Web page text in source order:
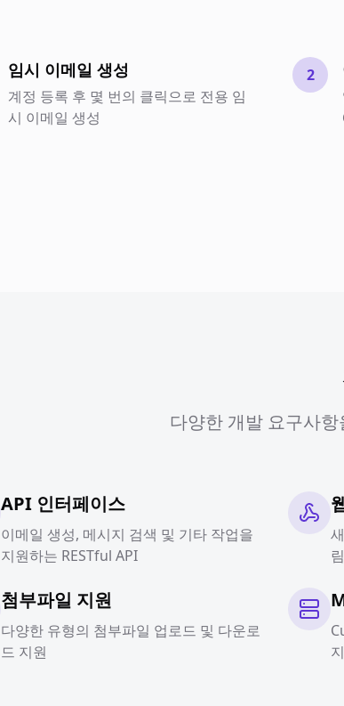
임시 이메일 생성
계정 등록 후 몇 번의 클릭으로 전용 임
시 이메일 생성
2
다양한 개발 요구사
API 인터페이스
이메일 생성, 메시지 검색 및 기타 작업을
지원하는 RESTful API
림
첨부파일 지원
다양한 유형의 첨부파일 업로드 및 다운로
드 지원